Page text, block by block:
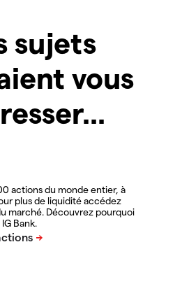
sujets
vous
actions du monde entier, à
plus de liquidité accédez
marché. Découvrez pourquoi
Bank.